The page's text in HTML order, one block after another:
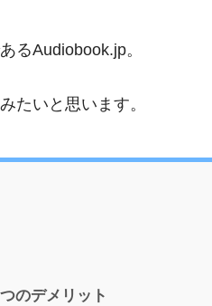
るAudiobook.jp。
たいと思います。
のデメリット